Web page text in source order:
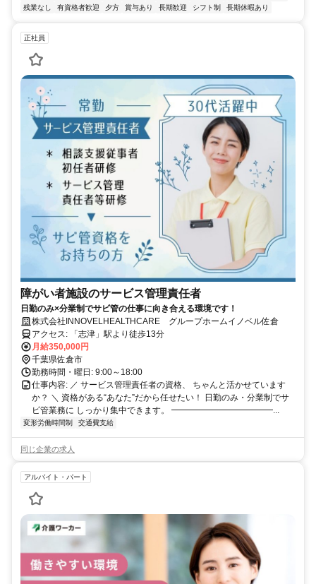
残業なし
有資格者歓迎 夕方 賞与あり 長期歓迎 シフト制 長期休暇あり
正社員
障がい者施設のサービス管理責任者
日勤のみ×分業制でサビ管の仕事に向き合える環境です！
株式会社INNOVELHEALTHCARE グループホームイノベル佐倉
アクセス: 「志津」駅より徒歩13分
月給350,000円
千葉県佐倉市
勤務時間・曜日: 9:00～18:00
仕事内容: ／ サービス管理責任者の資格、 ちゃんと活かせています
か？ ＼ 資格がある“あなた”だから任せたい！ 日勤のみ・分業制でサ
ビ管業務に しっかり集中できます。 ━━━━━━━━━━━━...
変形労働時間制 交通費支給
同じ企業の求人
アルバイト・パート